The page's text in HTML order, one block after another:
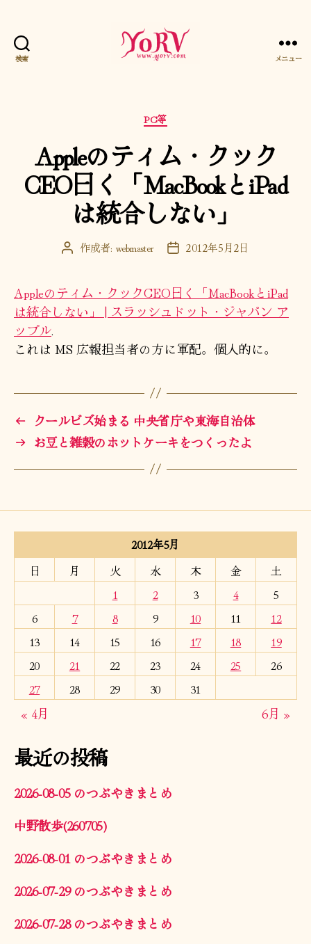
検索 メニュー
カ
テ
リ
ー
PC等
Appleのティム・クック
CEO曰く「MacBookとiPad
は統合しない」
投 作成者: webmaster
投 2012年5月2日
Appleのティム・クックCEO曰く「MacBookとiPad
は統合しない」 | スラッシュドット・ジャパン ア
ップル.
これは MS 広報担当者の方に軍配。個人的に。
← クールビズ始まる 中央省庁や東海自治体
→ お豆と雑穀のホットケーキをつくったよ
2012年5月
日
月 火 水 木 金
土
1
2 3 4
5
6
7 8 9 10 11
12
13
14 15 16 17 18
19
20
21 22 23 24 25
26
27
28 29 30 31
« 4月 6月 »
最近の投稿
2026-08-05 のつぶやきまとめ
中野散歩(260705)
2026-08-01 のつぶやきまとめ
2026-07-29 のつぶやきまとめ
2026-07-28 のつぶやきまとめ